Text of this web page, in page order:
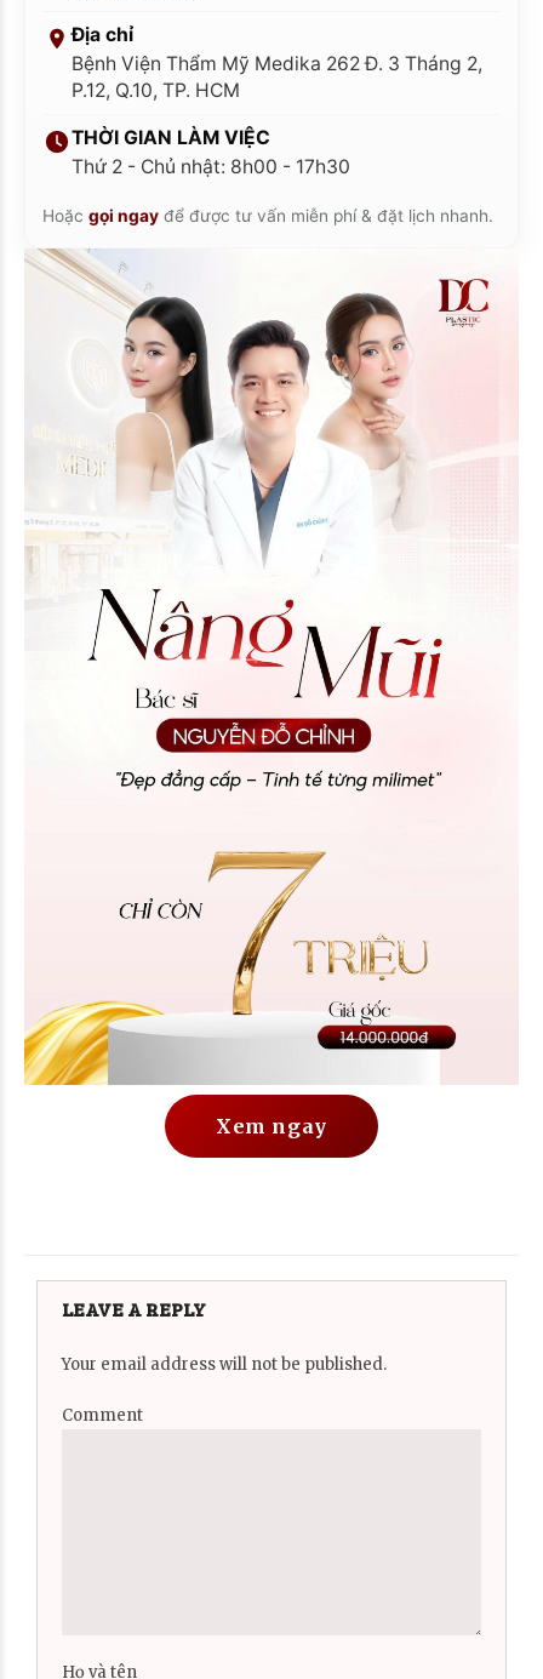
Địa chỉ
Bệnh Viện Thẩm Mỹ Medika 262 Đ. 3 Tháng 2,
P.12, Q.10, TP. HCM
THỜI GIAN LÀM VIỆC
Thứ 2 - Chủ nhật: 8h00 - 17h30
Hoặc gọi ngay để được tư vấn miễn phí & đặt lịch nhanh.
Xem ngay
LEAVE A REPLY
Your email address will not be published.
Comment
Họ và tên